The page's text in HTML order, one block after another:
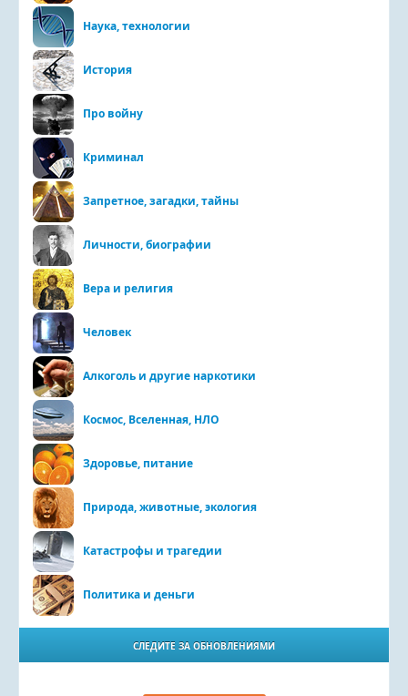
Наука, технологии
История
Про войну
Криминал
Запретное, загадки, тайны
Личности, биографии
Вера и религия
Человек
Алкоголь и другие наркотики
Космос, Вселенная, НЛО
Здоровье, питание
Природа, животные, экология
Катастрофы и трагедии
Политика и деньги
СЛЕДИТЕ ЗА ОБНОВЛЕНИЯМИ